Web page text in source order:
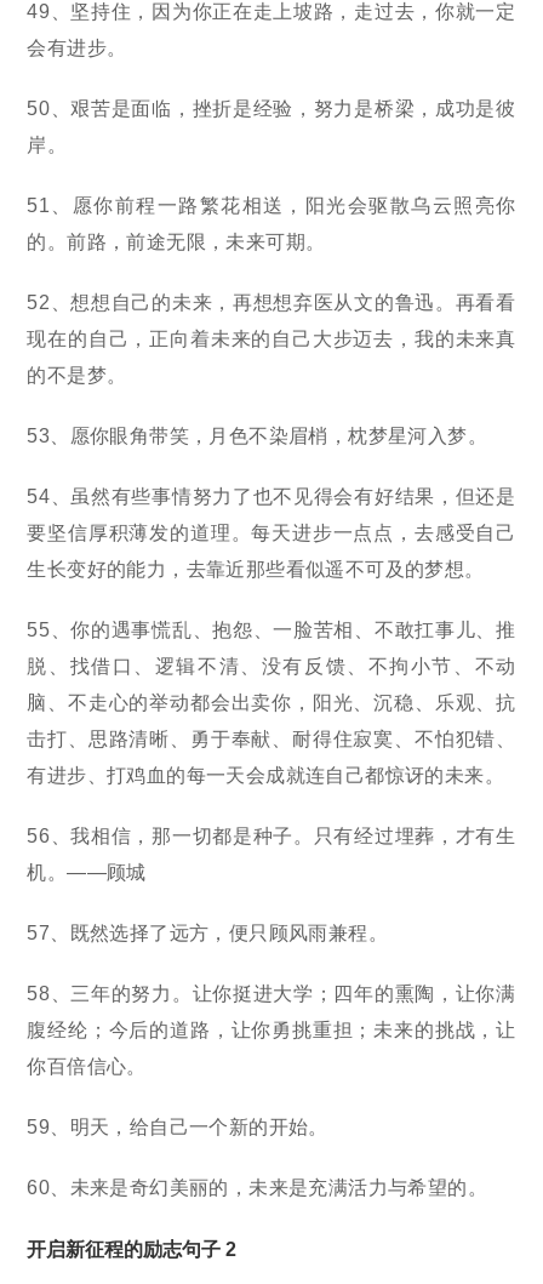
49、坚持住，因为你正在走上坡路，走过去，你就一定
会有进步。
50、艰苦是面临，挫折是经验，努力是桥梁，成功是彼
岸。
51、愿你前程一路繁花相送，阳光会驱散乌云照亮你
的。前路，前途无限，未来可期。
52、想想自己的未来，再想想弃医从文的鲁迅。再看看
现在的自己，正向着未来的自己大步迈去，我的未来真
的不是梦。
53、愿你眼角带笑，月色不染眉梢，枕梦星河入梦。
54、虽然有些事情努力了也不见得会有好结果，但还是
要坚信厚积薄发的道理。每天进步一点点，去感受自己
生长变好的能力，去靠近那些看似遥不可及的梦想。
55、你的遇事慌乱、抱怨、一脸苦相、不敢扛事儿、推
脱、找借口、逻辑不清、没有反馈、不拘小节、不动
脑、不走心的举动都会出卖你，阳光、沉稳、乐观、抗
击打、思路清晰、勇于奉献、耐得住寂寞、不怕犯错、
有进步、打鸡血的每一天会成就连自己都惊讶的未来。
56、我相信，那一切都是种子。只有经过埋葬，才有生
机。——顾城
57、既然选择了远方，便只顾风雨兼程。
58、三年的努力。让你挺进大学；四年的熏陶，让你满
腹经纶；今后的道路，让你勇挑重担；未来的挑战，让
你百倍信心。
59、明天，给自己一个新的开始。
60、未来是奇幻美丽的，未来是充满活力与希望的。
开启新征程的励志句子 2